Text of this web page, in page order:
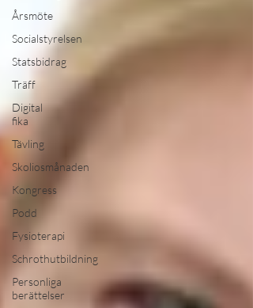
Årsmöte
Socialstyrelsen
Statsbidrag
Träff
Digital
fika
Tävling
Skoliosmånaden
Kongress
Podd
Fysioterapi
Schrothutbildning
Personliga
berättelser